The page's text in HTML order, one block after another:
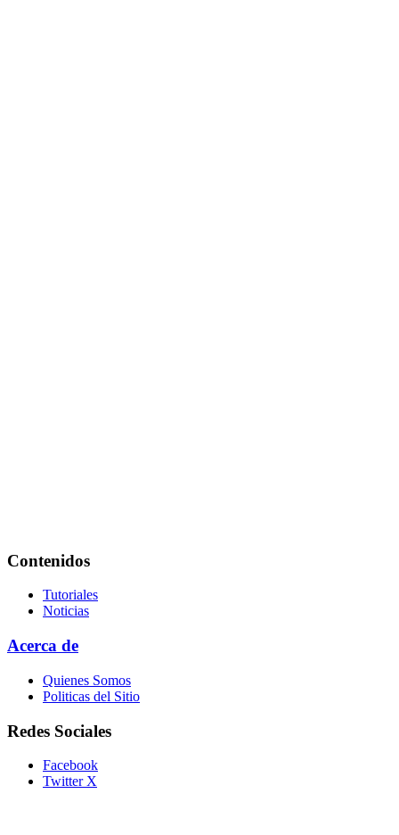
Contenidos
Tutoriales
Noticias
Acerca de
Quienes Somos
Politicas del Sitio
Redes Sociales
Facebook
Twitter X